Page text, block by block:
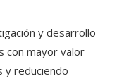
y desarrollo
con mayor valor
y reduciendo